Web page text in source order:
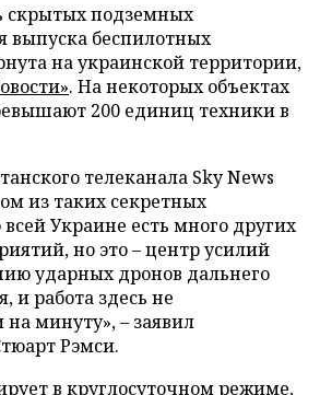
скрытых подземных
выпуска беспилотных
на украинской территории,
. На некоторых объектах
200 единиц техники в
телеканала Sky News
из таких секретных
Украине есть много других
но это – центр усилий
ударных дронов дальнего
и работа здесь не
минуту», – заявил
Рэмси.
в круглосуточном режиме,